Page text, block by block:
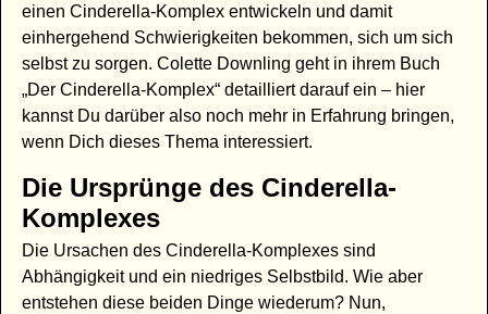
einen Cinderella-Komplex entwickeln und damit
einhergehend Schwierigkeiten bekommen, sich um sich
selbst zu sorgen. Colette Downling geht in ihrem Buch
„Der Cinderella-Komplex“ detailliert darauf ein – hier
kannst Du darüber also noch mehr in Erfahrung bringen,
wenn Dich dieses Thema interessiert.
Die Ursprünge des Cinderella-
Komplexes
Die Ursachen des Cinderella-Komplexes sind
Abhängigkeit und ein niedriges Selbstbild. Wie aber
entstehen diese beiden Dinge wiederum? Nun,